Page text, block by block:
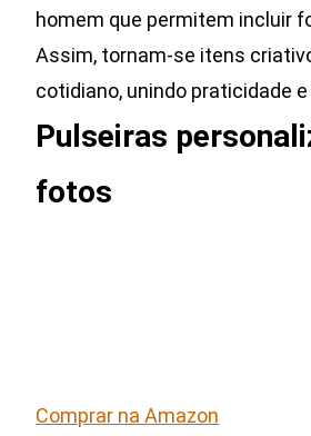
homem que permitem incluir
Assim, tornam-se itens
cotidiano, unindo praticidade
Pulseiras
fotos
Comprar na Amazon